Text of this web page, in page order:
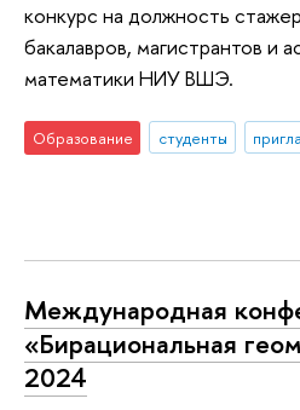
конкурс на должность
бакалавров, магистрантов и
математики НИУ ВШЭ.
Образование студенты
Международная
«Бирациональная
2024